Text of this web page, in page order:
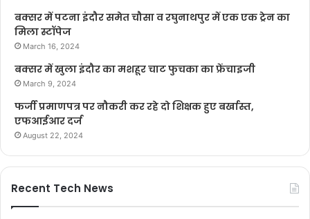
बक्सर में पटना इंदौर समेत चौसा व रघुनाथपुर में एक एक ट्रेन का
मिला स्टॉपेज
March 16, 2024
बक्सर में खुला इंदौर का मशहूर चाट फुचका का फ्रेंचाइजी
March 9, 2024
फर्जी प्रमाणपत्र पर नौकरी कर रहे दो शिक्षक हुए बर्खास्त,
एफआईआर दर्ज
August 22, 2024
Recent Tech News